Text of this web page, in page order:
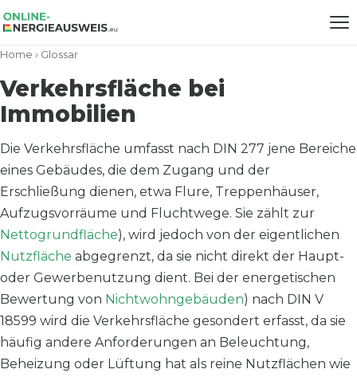
Home › Glossar
Verkehrsfläche bei
Immobilien
Die Verkehrsfläche umfasst nach DIN 277 jene Bereiche
eines Gebäudes, die dem Zugang und der
Erschließung dienen, etwa Flure, Treppenhäuser,
Aufzugsvorräume und Fluchtwege. Sie zählt zur
Nettogrundfläche), wird jedoch von der eigentlichen
Nutzfläche abgegrenzt, da sie nicht direkt der Haupt-
oder Gewerbenutzung dient. Bei der energetischen
Bewertung von Nichtwohngebäuden) nach DIN V
18599 wird die Verkehrsfläche gesondert erfasst, da sie
häufig andere Anforderungen an Beleuchtung,
Beheizung oder Lüftung hat als reine Nutzflächen wie